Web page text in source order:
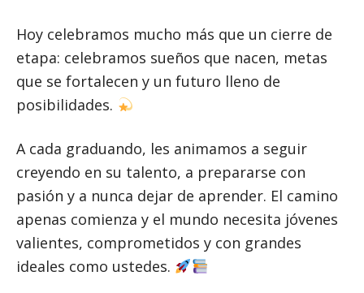
Hoy celebramos mucho más que un cierre de
etapa: celebramos sueños que nacen, metas
que se fortalecen y un futuro lleno de
posibilidades.
A cada graduando, les animamos a seguir
creyendo en su talento, a prepararse con
pasión y a nunca dejar de aprender. El camino
apenas comienza y el mundo necesita jóvenes
valientes, comprometidos y con grandes
ideales como ustedes.